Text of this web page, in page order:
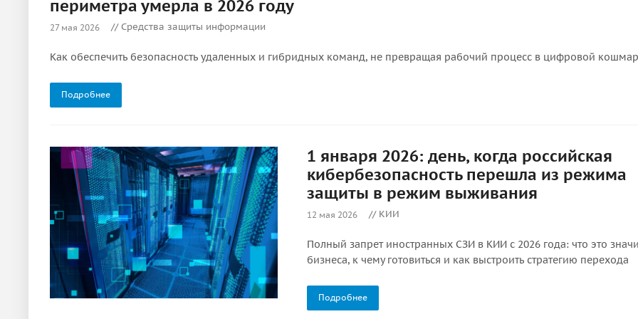
периметра умерла в 2026 году
27 мая 2026 // Средства защиты информации
Как обеспечить безопасность удаленных и гибридных команд, не превращая рабочий процесс в цифровой кошмар
Подробнее
1 января 2026: день, когда российская
кибербезопасность перешла из режима
защиты в режим выживания
12 мая 2026 // КИИ
Полный запрет иностранных СЗИ в КИИ с 2026 года: что это
бизнеса, к чему готовиться и как выстроить стратегию перехода
Подробнее